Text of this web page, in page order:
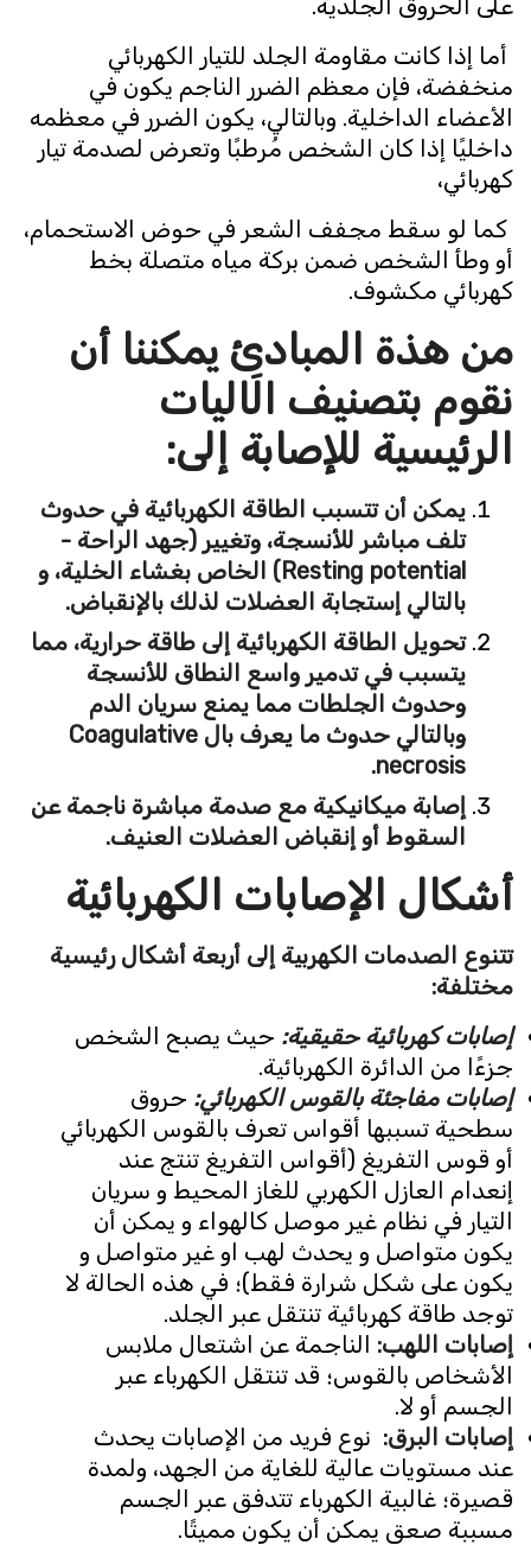
على الحروق الجلدية.
أما إذا كانت مقاومة الجلد للتيار الكهربائي
منخفضة، فإن معظم الضرر الناجم يكون في
الأعضاء الداخلية. وبالتالي، يكون الضرر في معظمه
داخليًا إذا كان الشخص مُرطبًا وتعرض لصدمة تيار
كهربائي،
كما لو سقط مجفف الشعر في حوض الاستحمام،
أو وطأ الشخص ضمن بركة مياه متصلة بخط
كهربائي مكشوف.
من هذة المبادئ يمكننا أن
نقوم بتصنيف الَاليات
الرئيسية للإصابة إلى:
يمكن أن تتسبب الطاقة الكهربائية في حدوث
تلف مباشر للأنسجة، وتغيير (جهد الراحة -
Resting potential) الخاص بغشاء الخلية، و
بالتالي إستجابة العضلات لذلك بالإنقباض.
تحويل الطاقة الكهربائية إلى طاقة حرارية، مما
يتسبب في تدمير واسع النطاق للأنسجة
وحدوث الجلطات مما يمنع سريان الدم
وبالتالي حدوث ما يعرف بال Coagulative
necrosis.
إصابة ميكانيكية مع صدمة مباشرة ناجمة عن
السقوط أو إنقباض العضلات العنيف.
أشكال الإصابات الكهربائية
تتنوع الصدمات الكهربية إلى أربعة أشكال رئيسية
مختلفة:
إصابات كهربائية حقيقية: حيث يصبح الشخص
جزءًا من الدائرة الكهربائية.
إصابات مفاجئة بالقوس الكهربائي: حروق
سطحية تسببها أقواس تعرف بالقوس الكهربائي
أو قوس التفريغ (أقواس التفريغ تنتج عند
إنعدام العازل الكهربي للغاز المحيط و سريان
التيار في نظام غير موصل كالهواء و يمكن أن
يكون متواصل و يحدث لهب او غير متواصل و
يكون على شكل شرارة فقط)؛ في هذه الحالة لا
توجد طاقة كهربائية تنتقل عبر الجلد.
إصابات اللهب:الناجمة عن اشتعال ملابس
الأشخاص بالقوس؛ قد تنتقل الكهرباء عبر
الجسم أو لا.
إصابات البرق: نوع فريد من الإصابات يحدث
عند مستويات عالية للغاية من الجهد، ولمدة
قصيرة؛ غالبية الكهرباء تتدفق عبر الجسم
مسببة صعق يمكن أن يكون مميتًا.‏